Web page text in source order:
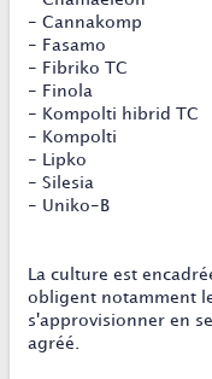
- Cannakomp
- Fasamo
- Fibriko TC
- Finola
- Kompolti hibrid TC
- Kompolti
- Lipko
- Silesia
- Uniko-B
La culture est
obligent notamment
s'approvisionner en
agréé.